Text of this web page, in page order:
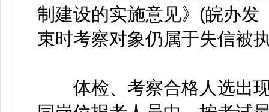
制建设的实施意见》(皖办发
束时考察对象仍属于失信被
体检、考察合格人选出现